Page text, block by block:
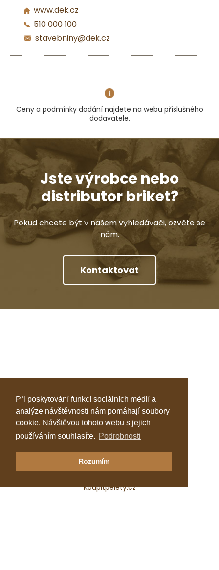
Při poskytování funkcí sociálních médií a
analýze návštěvnosti nám pomáhají soubory
cookie. Návštěvou tohoto webu s jejich
používáním souhlasíte. Podrobnosti
Rozumím
www.dek.cz
510 000 100
stavebniny@dek.cz
Ceny a podmínky dodání najdete na webu příslušného
dodavatele.
Jste výrobce nebo
distributor briket?
Pokud chcete být v našem vyhledávači, ozvěte se
nám.
Kontaktovat
Klastr Česká peleta
Katalog topenářů
Koupitpelety.cz